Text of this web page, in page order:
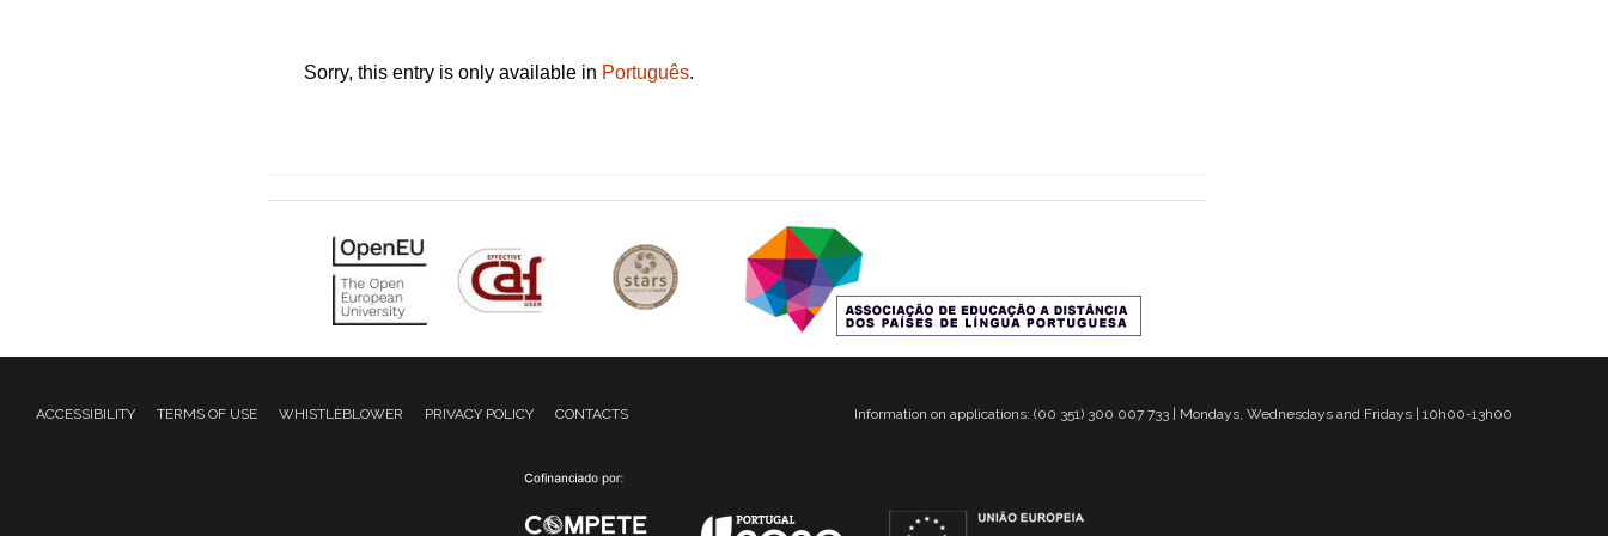
Sorry, this entry is only available in Português.
ACCESSIBILITY TERMS OF USE WHISTLEBLOWER PRIVACY POLICY CONTACTS Information on applications: (00 351) 300 007 733 | Mondays, Wednesdays and Fridays | 10h00-13h00